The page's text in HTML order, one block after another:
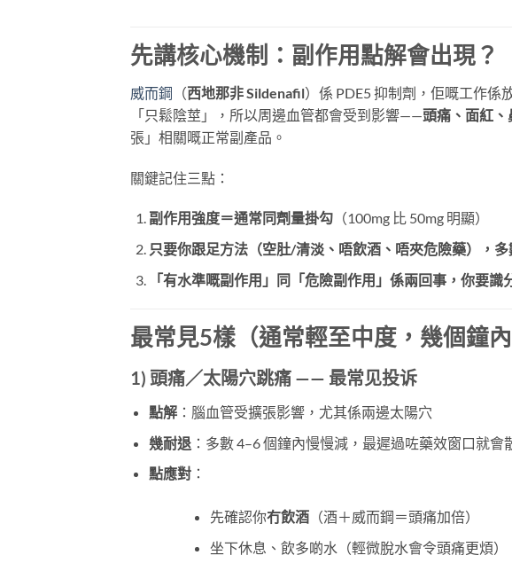
先講核心機制：副作用點解會出現？
威而鋼 （西地那非 Sildenafil）係 PDE5 抑制劑，佢嘅工作係
「只鬆陰莖」，所以周邊血管都會受到影響——頭痛、面紅
張」相關嘅正常副產品。
關鍵記住三點：
副作用強度＝通常同劑量掛勾（100mg 比 50mg 明顯）
只要你跟足方法（空肚/清淡、唔飲酒、唔夾危險藥），多
「有水準嘅副作用」同「危險副作用」係兩回事，你要識
最常見5樣（通常輕至中度，幾個鐘內
1) 頭痛／太陽穴跳痛 ​ —— 最常见投诉
點解：腦血管受擴張影響，尤其係兩邊太陽穴
幾耐退：多數 4–6 個鐘內慢慢減，最遲過咗藥效窗口就會
點應對：
先確認你冇飲酒（酒＋威而鋼＝頭痛加倍）
坐下休息、飲多啲水（輕微脫水會令頭痛更煩）